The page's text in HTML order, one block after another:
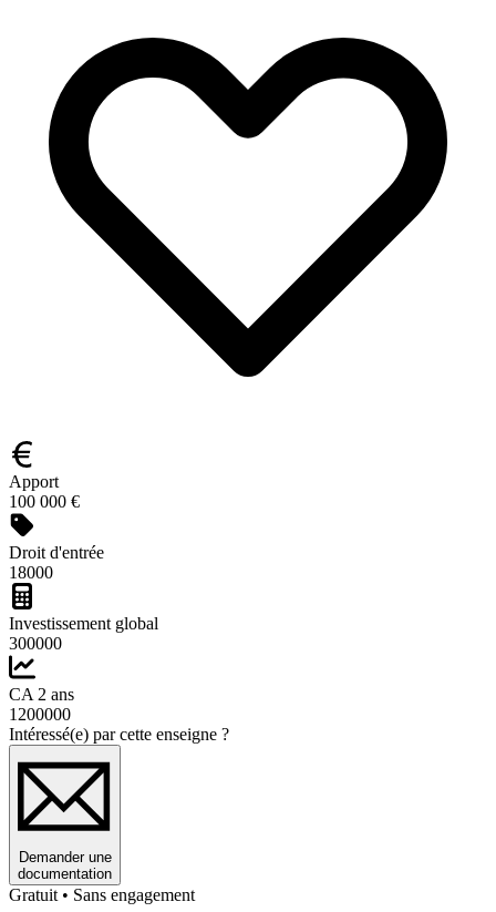
Apport
100 000 €
Droit d'entrée
18000
Investissement global
300000
CA 2 ans
1200000
Intéressé(e) par cette enseigne ?
Demander une
documentation
Gratuit • Sans engagement